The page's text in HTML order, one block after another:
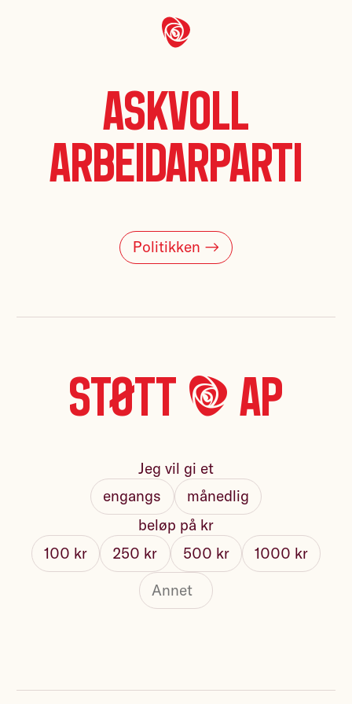
Askvoll
Arbeidarparti
Politikken →
Støtt *A* Ap
Jeg vil gi et
engangs
månedlig
beløp på kr
100 kr
250 kr 500 kr 1000 kr